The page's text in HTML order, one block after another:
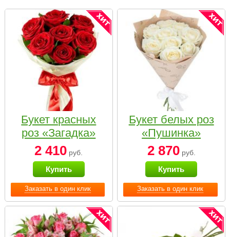
Заказать в один клик
Букет красных
роз «Загадка»
2 410 руб.
Купить
Заказать в один клик
Букет белых роз
«Пушинка»
2 870руб.
Купить